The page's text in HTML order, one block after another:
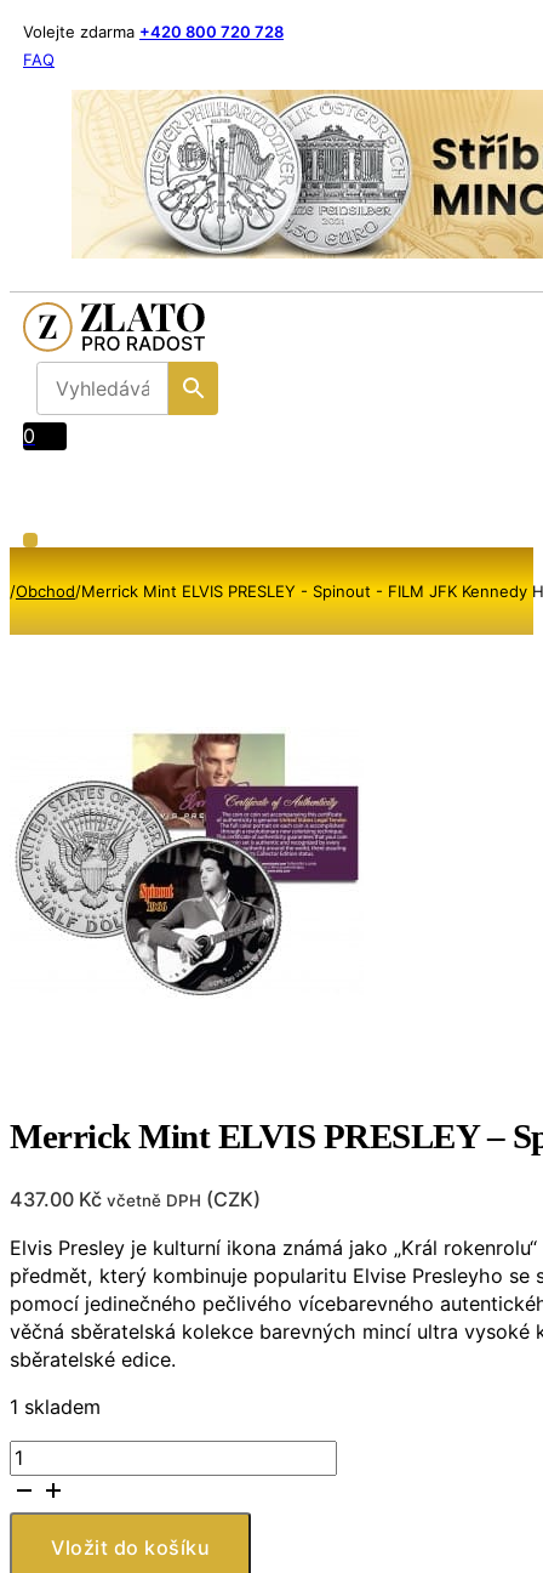
Volejte zdarma +420 800 720 728
FAQ
0
/Obchod/Merrick Mint ELVIS PRESLEY - Spinout - FILM JFK Kennedy
Merrick Mint ELVIS PRESLEY –
437.00 Kč včetně DPH (CZK)
Elvis Presley je kulturní ikona známá jako „Král
předmět, který kombinuje popularitu Elvise Presleyho
pomocí jedinečného pečlivého vícebarevného
věčná sběratelská kolekce barevných mincí ultra
sběratelské edice.
1 skladem
Merrick
Mint
ELVIS
PRESLEY
Vložit do košíku